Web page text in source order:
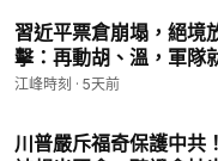
習近平票倉崩塌，絕境
擊：再動胡、溫，軍
452期】#中國時局
江峰時刻 · 5天前
川普嚴斥福奇保護中共